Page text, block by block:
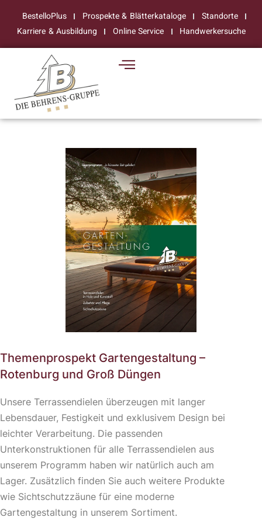
BestelloPlus Prospekte & Blätterkataloge
Standorte
Karriere & Ausbildung
Online Service Handwerkersuche
Themenprospekt Gartengestaltung –
Rotenburg und Groß Düngen
Unsere Terrassendielen überzeugen mit langer
Lebensdauer, Festigkeit und exklusivem Design bei
leichter Verarbeitung. Die passenden
Unterkonstruktionen für alle Terrassendielen aus
unserem Programm haben wir natürlich auch am
Lager. Zusätzlich finden Sie auch weitere Produkte
wie Sichtschutzzäune für eine moderne
Gartengestaltung in unserem Sortiment.